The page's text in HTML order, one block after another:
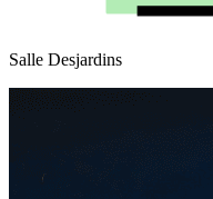
Salle Desjardins